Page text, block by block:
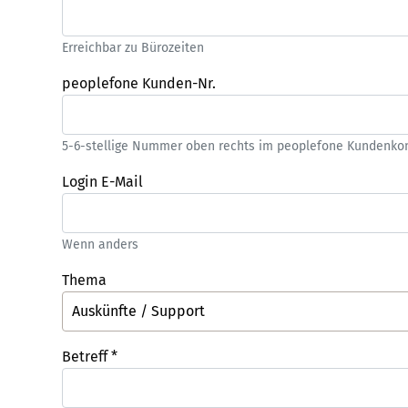
Erreichbar zu Bürozeiten
peoplefone Kunden-Nr.
5-6-stellige Nummer oben rechts im peoplefone
Login E-Mail
Wenn anders
Thema
Betreff*